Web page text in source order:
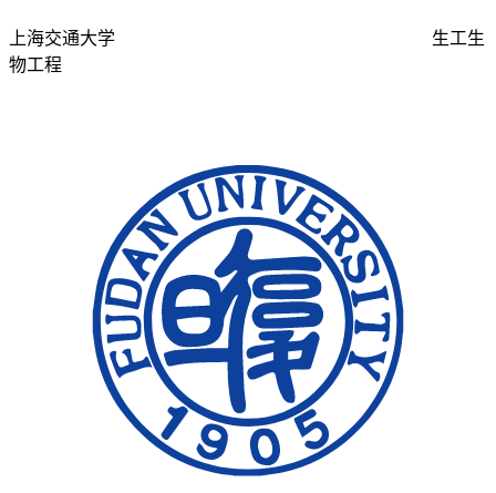
上海交通大学
生工生
物工程